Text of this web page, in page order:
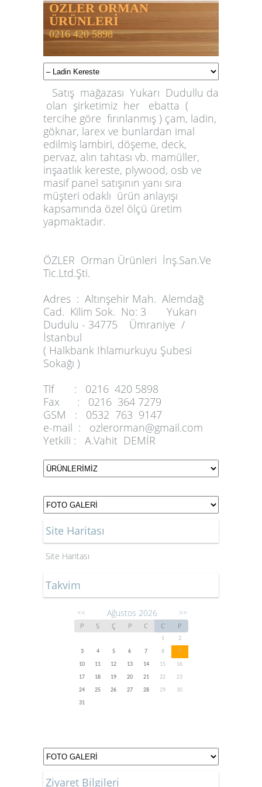
ÖZLER ORMAN
ÜRÜNLERİ
0216 420 5898
Satış mağazası Yukarı Dudullu da
olan şirketimiz her ebatta (
tercihe göre fırınlanmış ) çam, ladin,
göknar, larex ve bunlardan imal
edilmiş lambiri, döşeme, deck,
pervaz, alın tahtası vb. mamüller,
inşaatlık kereste, plywood, osb ve
masif panel satışının yanı sıra
müşteri odaklı ürün anlayışı
kapsamında özel ölçü üretim
yapmaktadır.
ÖZLER Orman Ürünleri İnş.San.Ve
Tic.Ltd.Şti.
Adres : Altınşehir Mah. Alemdağ
Cad. Kilim Sok. No: 3 Yukarı
Dudulu - 34775 Ümraniye /
İstanbul
( Halkbank Ihlamurkuyu Şubesi
Sokağı )
Tlf :
0216 420 5898
Fax :
0216 364 7279
GSM :
0532 763 9147
e-mail :
ozlerorman@gmail.com
Yetkili :
A.Vahit DEMİR
Site Haritası
Site Haritası
Takvim
<< Ağustos 2026 >>
P S Ç P C C P
1
2
3
4 5 6 7 8
9
10
11 12 13 14 15
16
17
18 19 20 21 22
23
24
25 26 27 28 29
30
31
Ziyaret Bilgileri